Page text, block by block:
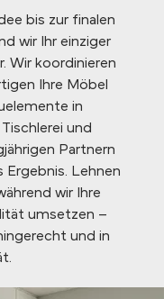
bis zur finalen
wir Ihr einziger
Wir koordinieren
Ihre Möbel
in
und
Partnern
Lehnen
wir Ihre
umsetzen –
und in